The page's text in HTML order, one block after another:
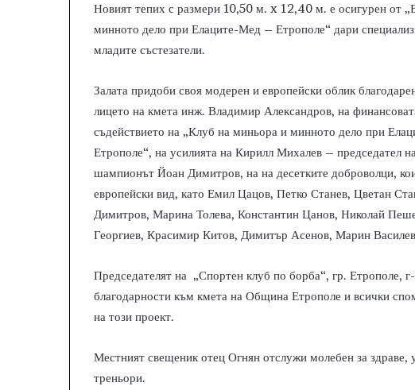
Новият тепих с размери 10,50 м. x 12,40 м. е осигурен от
минното дело при Елаците-Мед – Етрополе“ дари
младите състезатели.
Залата придоби своя модерен и европейски облик
лицето на кмета инж. Владимир Александров, на
съдействието на „Клуб на миньора и минното дело при
Етрополе“, на усилията на Кирилл Михалев – председател
шампионът Йоан Димитров, на на десетките доброволци,
европейски вид, като Емил Цацов, Петко Станев, Цветан
Димитров, Марина Толева, Константин Цанов, Николай
Георгиев, Красимир Китов, Димитър Асенов, Марин
Председателят на „Спортен клуб по борба“, гр. Етрополе,
благодарности към кмета на Община Етрополе и всички
на този проект.
Местният свещеник отец Огнян отслужи молебен за здраве,
треньори.